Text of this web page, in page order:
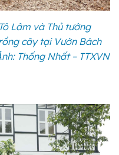
Lâm và Thủ tướng
cây tại Vườn Bách
Thống Nhất – TTXVN